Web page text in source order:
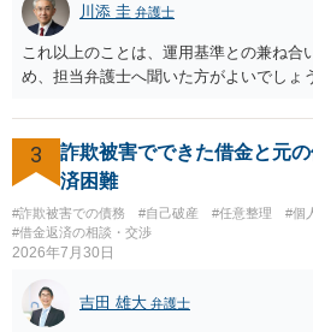
川添 圭 弁護士
これ以上のことは、運用基準との兼ね合
め、担当弁護士へ聞いた方がよいでしょ
3
詐欺被害でできた借金と元
済困難
#詐欺被害での債務 #自己破産 #任意整理 #個
#借金返済の相談・交渉
2026年7月30日
吉田 雄大 弁護士